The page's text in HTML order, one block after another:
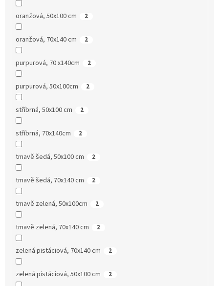
oranžová, 50x100 cm 2
oranžová, 70x140 cm 2
purpurová, 70 x140cm 2
purpurová, 50x100cm 2
stříbrná, 50x100 cm 2
stříbrná, 70x140cm 2
tmavě šedá, 50x100 cm 2
tmavě šedá, 70x140 cm 2
tmavě zelená, 50x100cm 2
tmavě zelená, 70x140 cm 2
zelená pistáciová, 70x140 cm 2
zelená pistáciová, 50x100 cm 2